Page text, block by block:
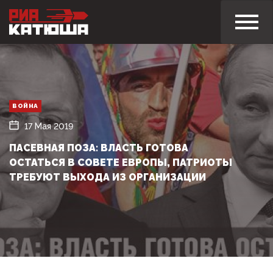
ВОЙНА
17 Мая 2019
ПАСЕВНАЯ ПОЗА: ВЛАСТЬ ГОТОВА
ОСТАТЬСЯ В СОВЕТЕ ЕВРОПЫ, ПАТРИОТЫ
ТРЕБУЮТ ВЫХОДА ИЗ ОРГАНИЗАЦИИ